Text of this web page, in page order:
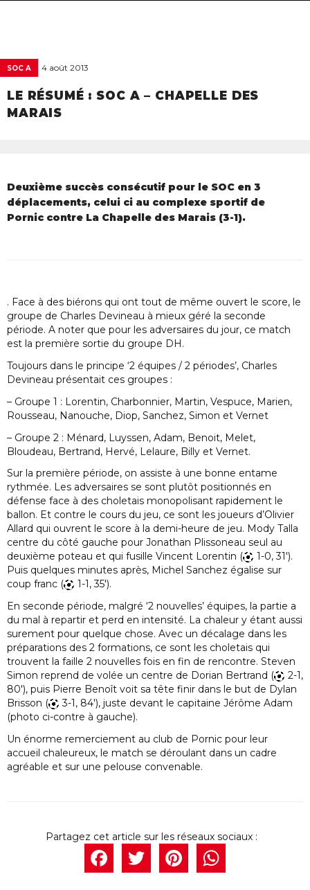
SOC A 4 août 2013
LE RÉSUMÉ : SOC A – CHAPELLE DES
MARAIS
Deuxième succès consécutif pour le SOC en 3
déplacements, celui ci au complexe sportif de
Pornic contre La Chapelle des Marais (3-1).
. Face à des biérons qui ont tout de même ouvert le score, le
groupe de Charles Devineau à mieux géré la seconde
période. A noter que pour les adversaires du jour, ce match
est la première sortie du groupe DH.
Toujours dans le principe ‘2 équipes / 2 périodes’, Charles
Devineau présentait ces groupes :
– Groupe 1 : Lorentin, Charbonnier, Martin, Vespuce, Marien,
Rousseau, Nanouche, Diop, Sanchez, Simon et Vernet
– Groupe 2 : Ménard, Luyssen, Adam, Benoit, Melet,
Bloudeau, Bertrand, Hervé, Lelaure, Billy et Vernet.
Sur la première période, on assiste à une bonne entame
rythmée. Les adversaires se sont plutôt positionnés en
défense face à des choletais monopolisant rapidement le
ballon. Et contre le cours du jeu, ce sont les joueurs d’Olivier
Allard qui ouvrent le score à la demi-heure de jeu. Mody Talla
centre du côté gauche pour Jonathan Plissoneau seul au
deuxième poteau et qui fusille Vincent Lorentin (
1-0, 31′).
Puis quelques minutes après, Michel Sanchez égalise sur
coup franc (
1-1, 35′).
En seconde période, malgré ‘2 nouvelles’ équipes, la partie a
du mal à repartir et perd en intensité. La chaleur y étant aussi
surement pour quelque chose. Avec un décalage dans les
préparations des 2 formations, ce sont les choletais qui
trouvent la faille 2 nouvelles fois en fin de rencontre. Steven
Simon reprend de volée un centre de Dorian Bertrand (
2-1,
80′), puis Pierre Benoît voit sa tête finir dans le but de Dylan
Brisson (
3-1, 84′), juste devant le capitaine Jérôme Adam
(photo ci-contre à gauche).
Un énorme remerciement au club de Pornic pour leur
accueil chaleureux, le match se déroulant dans un cadre
agréable et sur une pelouse convenable.
Facebook
Twitter